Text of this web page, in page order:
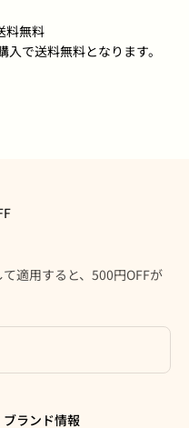
料無料
で送料無料となります。
Error: Missing interpolation
Error: Missing interpolation
Error: Missing interpolation
Error: Missing interpolation
適用すると、500円OFFが
ブランド情報